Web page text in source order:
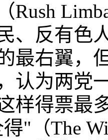
Rush
、反有色
最右翼，
认为两党
样得票最
"（The